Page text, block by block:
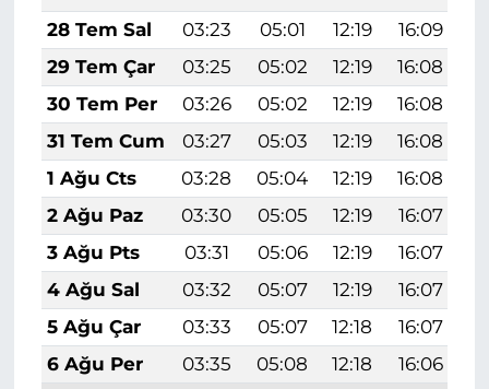
28 Tem Sal
03:23 05:01 12:19 16:09
29 Tem Çar
03:25 05:02 12:19 16:08
30 Tem Per
03:26 05:02 12:19 16:08
31 Tem Cum
03:27 05:03 12:19 16:08
1 Ağu Cts
03:28 05:04 12:19 16:08
2 Ağu Paz
03:30 05:05 12:19 16:07
3 Ağu Pts
03:31 05:06 12:19 16:07
4 Ağu Sal
03:32 05:07 12:19 16:07
5 Ağu Çar
03:33 05:07 12:18 16:07
6 Ağu Per
03:35 05:08 12:18 16:06